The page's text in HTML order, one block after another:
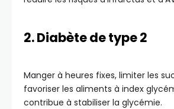
2. Diabète de type 2
Manger à heures fixes, limiter les
favoriser les aliments à index
contribue à stabiliser la glycémie.